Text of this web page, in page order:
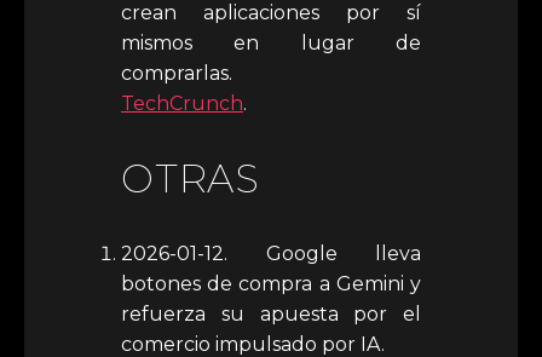
crean aplicaciones por sí
mismos en lugar de
comprarlas.
TechCrunch.
OTRAS
2026-01-12. Google lleva
botones de compra a Gemini y
refuerza su apuesta por el
comercio impulsado por IA.